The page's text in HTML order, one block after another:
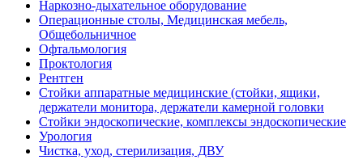
Наркозно-дыхательное оборудование
Операционные столы, Медицинская мебель,
Общебольничное
Офтальмология
Проктология
Рентген
Стойки аппаратные медицинские (стойки, ящики,
держатели монитора, держатели камерной головки
Стойки эндоскопические, комплексы эндоскопические
Урология
Чистка, уход, стерилизация, ДВУ